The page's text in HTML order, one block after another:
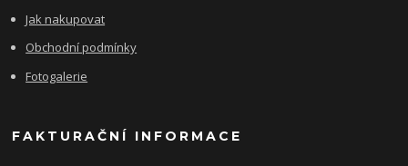
Jak nakupovat
Obchodní podmínky
Fotogalerie
FAKTURAČNÍ INFORMACE